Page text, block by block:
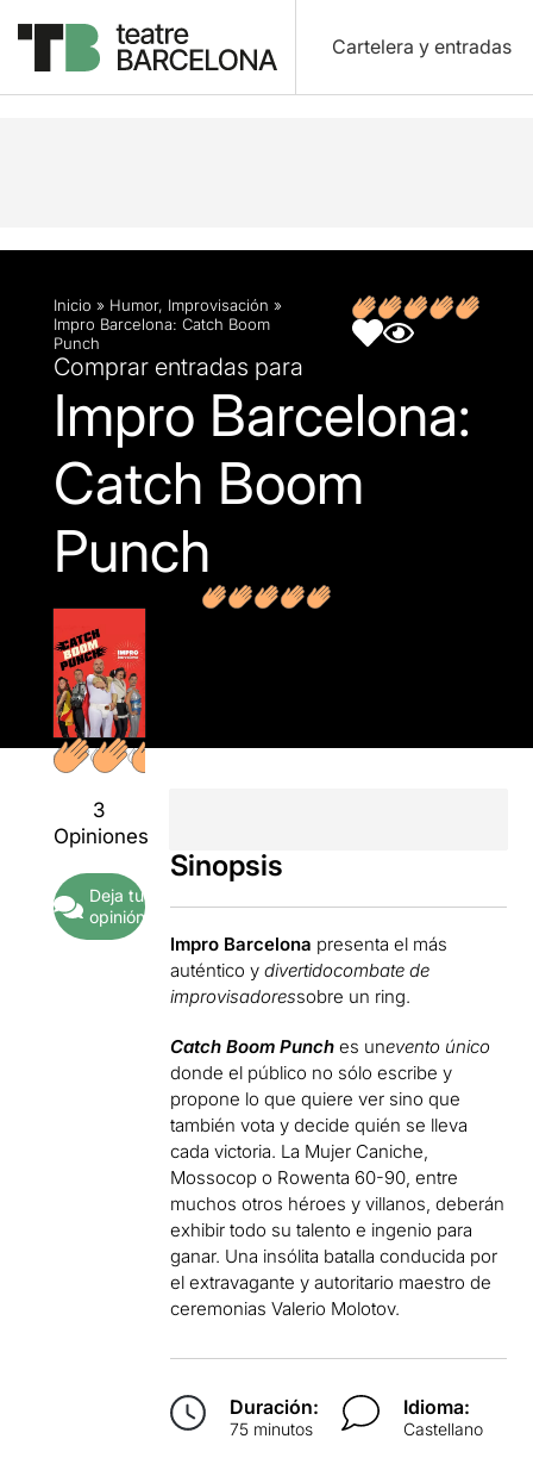
Cartelera y entradas
Descripción Ficha artística Opiniones
Inicio » Humor, Improvisación »
Impro Barcelona: Catch Boom
Punch
Comprar entradas para
Impro Barcelona:
Catch Boom
Punch
3
Opiniones
Deja tu
opinión
Sinopsis
Impro Barcelona presenta el más
auténtico ydivertidocombate de
improvisadoressobre un ring.
Catch Boom Punch es unevento único
donde el público no sólo escribe y
propone lo que quiere ver sino que
también vota y decide quién se lleva
cada victoria. La Mujer Caniche,
Mossocop o Rowenta 60-90, entre
muchos otros héroes y villanos, deberán
exhibir todo su talento e ingenio para
ganar. Una insólita batalla conducida por
el extravagante y autoritario maestro de
ceremonias Valerio Molotov.
Duración:
75 minutos
Idioma:
Castellano